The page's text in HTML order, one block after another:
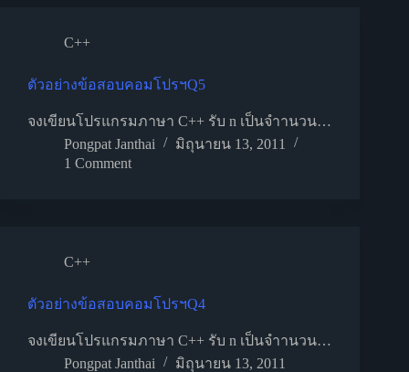
C++
ตัวอย่างข้อสอบคอมโปรฯQ5
จงเขียนโปรแกรมภาษา C++ รับ n เป็นจำานวน…
Pongpat Janthai
มิถุนายน 13, 2011
1 Comment
C++
ตัวอย่างข้อสอบคอมโปรฯQ4
จงเขียนโปรแกรมภาษา C++ รับ n เป็นจำานวน…
Pongpat Janthai
มิถุนายน 13, 2011